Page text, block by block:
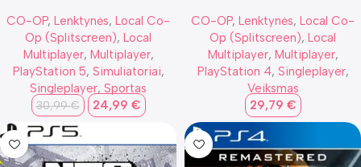
CO-OP, Lenktynės, Local Co-
Op (Splitscreen), Local
Multiplayer, Multiplayer,
PlayStation 5, Simuliatoriai,
Singleplayer, Sportas
30,99€ 24,99 €
CO-OP, Lenktynės, Local Co-
Op (Splitscreen), Local
Multiplayer, Multiplayer,
PlayStation 4, Singleplayer,
Veiksmas
29,79 €